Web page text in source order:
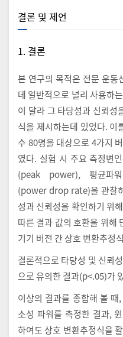
결론 및 제언
1. 결론
본 연구의 목적은 전문 운동
데 일반적으로 널리 사용하
이 달라 그 타당성과 신뢰성
식을 제시하는데 있었다. 이
수 80명을 대상으로 4가지
였다. 실험 시 주요 측정변
(peak power), 평균파
(power drop rate)을 관찰
성과 신뢰성을 확인하기 위
따른 결과 값의 호환을 위해
기기 버전 간 상호 변환추정
결론적으로 타당성 및 신뢰
으로 유의한 결과(p<.05)가
이상의 결과를 종합해 볼
소성 파워를 측정한 결과,
하여도 상호 변환추정식을